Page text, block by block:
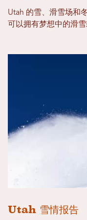
Utah 的雪、滑雪场和
可以拥有梦想中的滑雪
Utah 雪情报告